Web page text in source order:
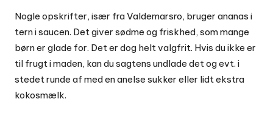
Nogle opskrifter, især fra Valdemarsro, bruger ananas i
tern i saucen. Det giver sødme og friskhed, som mange
børn er glade for. Det er dog helt valgfrit. Hvis du ikke er
til frugt i maden, kan du sagtens undlade det og evt. i
stedet runde af med en anelse sukker eller lidt ekstra
kokosmælk.